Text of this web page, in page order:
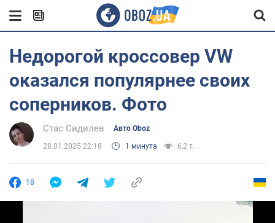
Недорогой кроссовер VW
оказался популярнее своих
соперников. Фото
Стас Сидилев Авто Oboz
28.01.2025 22:18 1 минута 6,2 т.
18